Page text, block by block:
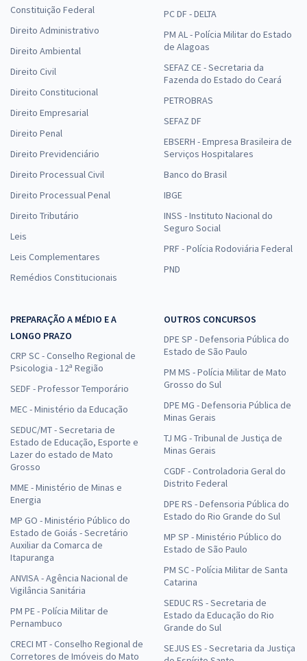
Constituição Federal
Direito Administrativo
Direito Ambiental
Direito Civil
Direito Constitucional
Direito Empresarial
Direito Penal
Direito Previdenciário
Direito Processual Civil
Direito Processual Penal
Direito Tributário
Leis
Leis Complementares
Remédios Constitucionais
PC DF - DELTA
PM AL - Polícia Militar do Estado
de Alagoas
SEFAZ CE - Secretaria da
Fazenda do Estado do Ceará
PETROBRAS
SEFAZ DF
EBSERH - Empresa Brasileira de
Serviços Hospitalares
Banco do Brasil
IBGE
INSS - Instituto Nacional do
Seguro Social
PRF - Polícia Rodoviária Federal
PND
PREPARAÇÃO A MÉDIO E A
LONGO PRAZO
CRP SC - Conselho Regional de
Psicologia - 12ª Região
SEDF - Professor Temporário
MEC - Ministério da Educação
SEDUC/MT - Secretaria de
Estado de Educação, Esporte e
Lazer do estado de Mato
Grosso
MME - Ministério de Minas e
Energia
MP GO - Ministério Público do
Estado de Goiás - Secretário
Auxiliar da Comarca de
Itapuranga
ANVISA - Agência Nacional de
Vigilância Sanitária
PM PE - Polícia Militar de
Pernambuco
CRECI MT - Conselho Regional de
Corretores de Imóveis do Mato
OUTROS CONCURSOS
DPE SP - Defensoria Pública do
Estado de São Paulo
PM MS - Polícia Militar de Mato
Grosso do Sul
DPE MG - Defensoria Pública de
Minas Gerais
TJ MG - Tribunal de Justiça de
Minas Gerais
CGDF - Controladoria Geral do
Distrito Federal
DPE RS - Defensoria Pública do
Estado do Rio Grande do Sul
MP SP - Ministério Público do
Estado de São Paulo
PM SC - Polícia Militar de Santa
Catarina
SEDUC RS - Secretaria de
Estado da Educação do Rio
Grande do Sul
SEJUS ES - Secretaria da Justiça